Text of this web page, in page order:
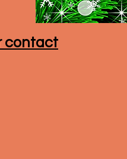
contact